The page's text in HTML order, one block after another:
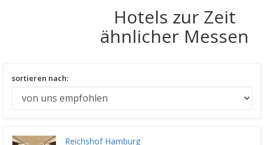
Hotels zur Zeit
ähnlicher Messen
sortieren nach:
Reichshof Hamburg